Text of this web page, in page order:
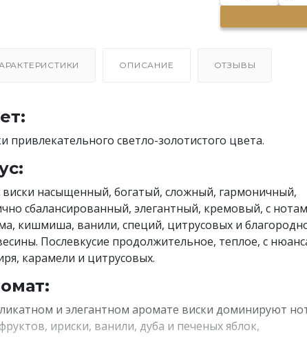
ОПИСАНИЕ ОТЗЫВЫ
привлекательного светло-золотистого цвета.
виски насыщенный, богатый, сложный, гармоничный,
сбалансированный, элегантный, кремовый, с
кишмиша, ванили, специй, цитрусовых и
Послевкусие продолжительное, теплое, с
карамели и цитрусовых.
и элегантном аромате виски доминируют
ириски, ванили, дуба и печеных яблок,